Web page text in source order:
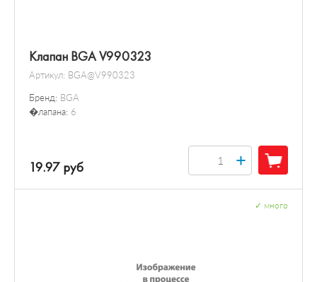
Клапан BGA V990323
Артикул: BGA@V990323
Бренд: BGA
�лапана: 6
19.97 руб +
много